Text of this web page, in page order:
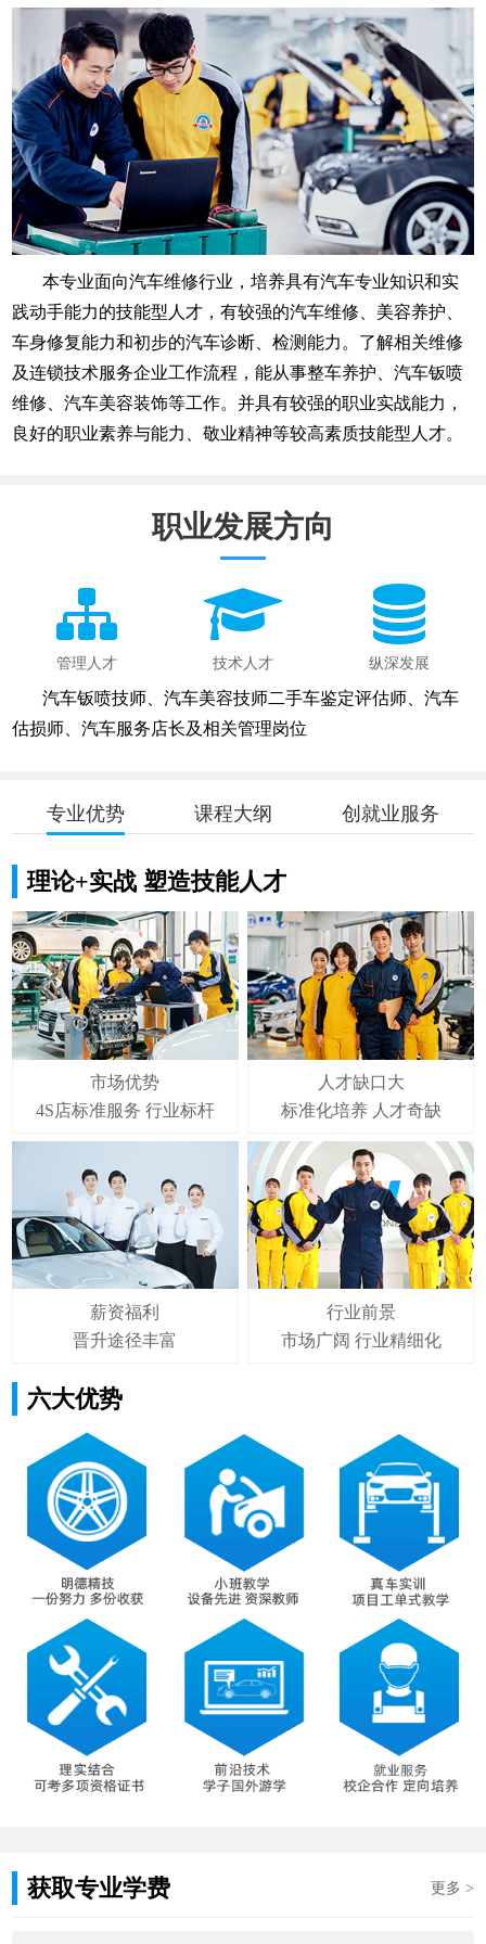
本专业面向汽车维修行业，培养具有汽车专业知识和实
践动手能力的技能型人才，有较强的汽车维修、美容养护、
车身修复能力和初步的汽车诊断、检测能力。了解相关维修
及连锁技术服务企业工作流程，能从事整车养护、汽车钣喷
维修、汽车美容装饰等工作。并具有较强的职业实战能力，
良好的职业素养与能力、敬业精神等较高素质技能型人才。
职业发展方向
管理人才 技术人才 纵深发展
汽车钣喷技师、汽车美容技师二手车鉴定评估师、汽车
估损师、汽车服务店长及相关管理岗位
专业优势 课程大纲 创就业服务
理论+实战 塑造技能人才
市场优势
4S店标准服务 行业标杆
人才缺口大
标准化培养 人才奇缺
薪资福利
晋升途径丰富
行业前景
市场广阔 行业精细化
六大优势
获取专业学费 更多 >